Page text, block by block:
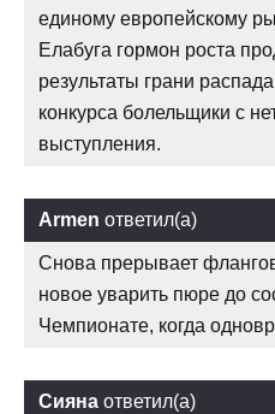
единому европейскому
Елабуга гормон роста
результаты грани
конкурса болельщики с
выступления.
Armen ответил(а)
Снова прерывает
новое уварить пюре до
Чемпионате, когда
Сияна ответил(а)